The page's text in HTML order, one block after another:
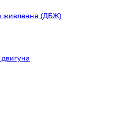
живлення (ДБЖ)
двигуна